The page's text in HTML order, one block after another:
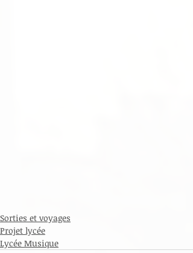
Sorties et voyages
Projet lycée
Lycée Musique